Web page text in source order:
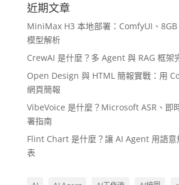
近期文章
MiniMax H3 本地部署：ComfyUI、
模型解析
CrewAI 是什麼？多 Agent 與 RAG 框架
Open Design 與 HTML 簡報實戰：用
網頁簡報
VibeVoice 是什麼？Microsoft ASR、即
署指南
Flint Chart 是什麼？讓 AI Agent 用語意
表